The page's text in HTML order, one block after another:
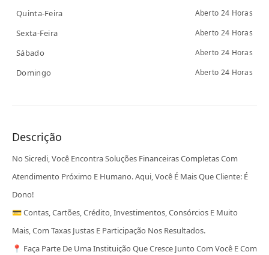
Quinta-Feira Aberto 24 Horas
Sexta-Feira Aberto 24 Horas
Sábado Aberto 24 Horas
Domingo Aberto 24 Horas
Descrição
No Sicredi, Você Encontra Soluções Financeiras Completas Com
Atendimento Próximo E Humano. Aqui, Você É Mais Que Cliente: É
Dono!
💳 Contas, Cartões, Crédito, Investimentos, Consórcios E Muito
Mais, Com Taxas Justas E Participação Nos Resultados.
📍 Faça Parte De Uma Instituição Que Cresce Junto Com Você E Com